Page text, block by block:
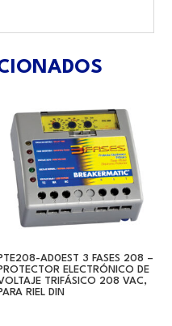
PTE208-AD0EST 3 FASES 208 –
PROTECTOR ELECTRÓNICO DE
TRIFÁSICO 208 VAC,
PARA RIEL DIN